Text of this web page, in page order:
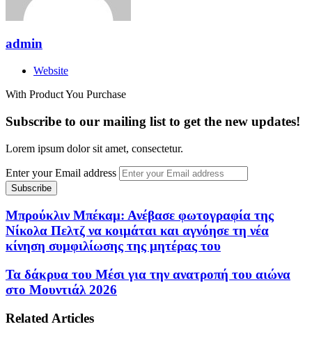
admin
Website
With Product You Purchase
Subscribe to our mailing list to get the new updates!
Lorem ipsum dolor sit amet, consectetur.
Enter your Email address
Μπρούκλιν Μπέκαμ: Ανέβασε φωτογραφία της
Νίκολα Πελτζ να κοιμάται και αγνόησε τη νέα
κίνηση συμφιλίωσης της μητέρας του
Τα δάκρυα του Μέσι για την ανατροπή του αιώνα
στο Μουντιάλ 2026
Related Articles